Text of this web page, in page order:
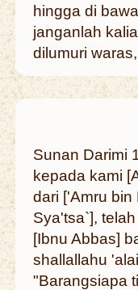
hingga di
janganlah
dilumuri
Sunan Darimi
kepada kami
dari ['Amru bin
Sya'tsa`],
[Ibnu Abbas]
shallallahu
"Barangsiapa